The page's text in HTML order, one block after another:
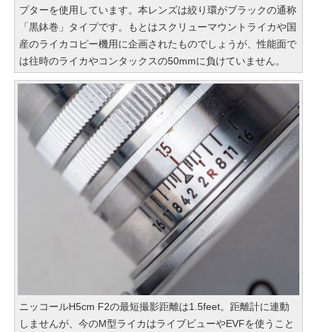
プターを使用しています。本レンズは絞り環がブラックの通称
「黒鉢巻」タイプです。もとはスクリューマウントライカや国
産のライカコピー機用に企画されたものでしょうが、性能面で
は往時のライカやコンタックスの50mmに負けていません。
ニッコールH5cm F2の最短撮影距離は1.5feet。距離計に連動
しませんが、今のM型ライカはライブビューやEVFを使うこと